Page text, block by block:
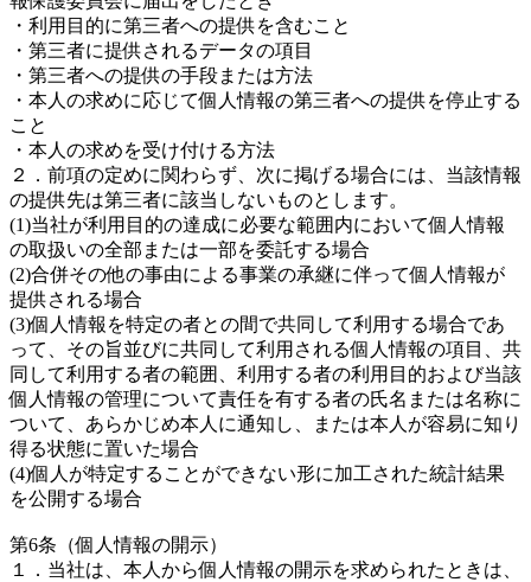
・利用目的に第三者への提供を含むこと
・第三者に提供されるデータの項目
・第三者への提供の手段または方法
・本人の求めに応じて個人情報の第三者への提供を停止する
こと
・本人の求めを受け付ける方法
２．前項の定めに関わらず、次に掲げる場合には、当該情報
の提供先は第三者に該当しないものとします。
(1)当社が利用目的の達成に必要な範囲内において個人情報
の取扱いの全部または一部を委託する場合
(2)合併その他の事由による事業の承継に伴って個人情報が
提供される場合
(3)個人情報を特定の者との間で共同して利用する場合であ
って、その旨並びに共同して利用される個人情報の項目、共
同して利用する者の範囲、利用する者の利用目的および当該
個人情報の管理について責任を有する者の氏名または名称に
ついて、あらかじめ本人に通知し、または本人が容易に知り
得る状態に置いた場合
(4)個人が特定することができない形に加工された統計結果
を公開する場合
第6条（個人情報の開示）
１．当社は、本人から個人情報の開示を求められたときは、